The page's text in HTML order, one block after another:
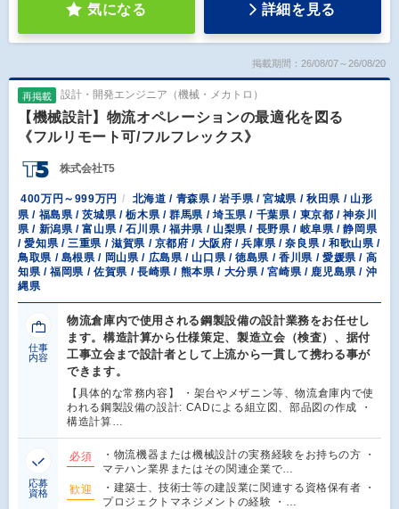
気になる 詳細を見る
掲載期間：26/08/07～26/08/20
再掲載 設計・開発エンジニア（機械・メカトロ）
【機械設計】物流オペレーションの最適化を図る
《フルリモート可/フルフレックス》
株式会社T5
400万円～999万円
北海道 / 青森県 / 岩手県 / 宮城県 / 秋田県 / 山形
県 / 福島県 / 茨城県 / 栃木県 / 群馬県 / 埼玉県 / 千葉県 / 東京都 / 神奈川
県 / 新潟県 / 富山県 / 石川県 / 福井県 / 山梨県 / 長野県 / 岐阜県 / 静岡県
/ 愛知県 / 三重県 / 滋賀県 / 京都府 / 大阪府 / 兵庫県 / 奈良県 / 和歌山県 /
鳥取県 / 島根県 / 岡山県 / 広島県 / 山口県 / 徳島県 / 香川県 / 愛媛県 / 高
知県 / 福岡県 / 佐賀県 / 長崎県 / 熊本県 / 大分県 / 宮崎県 / 鹿児島県 / 沖
縄県
仕事
内容
物流倉庫内で使用される鋼製設備の設計業務をお任せし
ます。構造計算から仕様策定、製造立会（検査）、据付
工事立会まで設計者として上流から一貫して携わる事が
できます。
【具体的な常務内容】 ・架台やメザニン等、物流倉庫内で使
われる鋼製設備の設計: CADによる組立図、部品図の作成 ・
構造計算…
応募
資格
必須
・物流機器または機械設計の実務経験をお持ちの方 ・
マテハン業界またはその関連企業で…
歓迎
・建築士、技術士等の建設業に関連する資格保有者 ・
プロジェクトマネジメントの経験 ・…